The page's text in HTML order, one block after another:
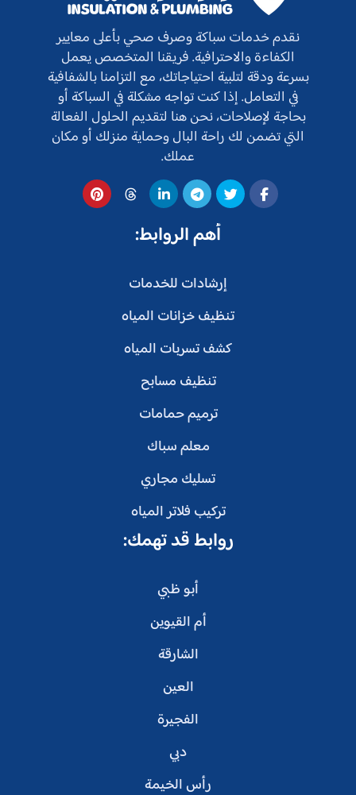
نقدم خدمات سباكة وصرف صحي بأعلى معايير
الكفاءة والاحترافية. فريقنا المتخصص يعمل
بسرعة ودقة لتلبية احتياجاتك، مع التزامنا بالشفافية
في التعامل. إذا كنت تواجه مشكلة في السباكة أو
بحاجة لإصلاحات، نحن هنا لتقديم الحلول الفعالة
التي تضمن لك راحة البال وحماية منزلك أو مكان
عملك.
أهم الروابط:
إرشادات للخدمات
تنظيف خزانات المياه
كشف تسربات المياه
تنظيف مسابح
ترميم حمامات
معلم سباك
تسليك مجاري
تركيب فلاتر المياه
روابط قد تهمك:
أبو ظبي
أم القيوين
الشارقة
العين
الفجيرة
دبي
رأس الخيمة